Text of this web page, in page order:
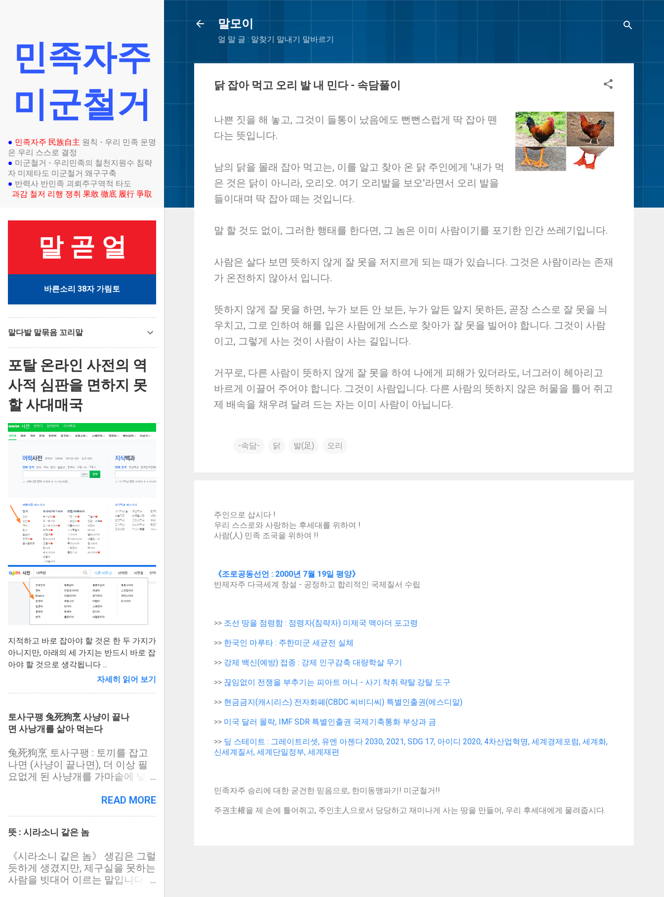
말모이
얼 말 글 : 말찾기 말내기 말바르기
닭 잡아 먹고 오리 발 내 민다 - 속담풀이
나쁜 짓을 해 놓고, 그것이 들통이 났음에도 뻔뻔스럽게 딱 잡아 뗀
다는 뜻입니다.
남의 닭을 몰래 잡아 먹고는, 이를 알고 찾아 온 닭 주인에게 '내가 먹
은 것은 닭이 아니라, 오리오. 여기 오리발을 보오'라면서 오리 발을
들이대며 딱 잡아 떼는 것입니다.
말 할 것도 없이, 그러한 행태를 한다면, 그 놈은 이미 사람이기를 포기한 인간 쓰레기입니다.
사람은 살다 보면 뜻하지 않게 잘 못을 저지르게 되는 때가 있습니다. 그것은 사람이라는 존재
가 온전하지 않아서 입니다.
뜻하지 않게 잘 못을 하면, 누가 보든 안 보든, 누가 알든 알지 못하든, 곧장 스스로 잘 못을 늬
우치고, 그로 인하여 해를 입은 사람에게 스스로 찾아가 잘 못을 빌어야 합니다. 그것이 사람
이고, 그렇게 사는 것이 사람이 사는 길입니다.
거꾸로, 다른 사람이 뜻하지 않게 잘 못을 하여 나에게 피해가 있더라도, 너그러이 헤아리고
바르게 이끌어 주어야 합니다. 그것이 사람입니다. 다른 사람의 뜻하지 않은 허물을 틀어 쥐고
제 배속을 채우려 달려 드는 자는 이미 사람이 아닙니다.
-속담- 닭 발(足) 오리
주인으로 삽시다 !
우리 스스로와 사랑하는 후세대를 위하여 !
사람(人) 민족 조국을 위하여 !!
《조로공동선언 : 2000년 7월 19일 평양》
반제자주 다극세계 창설 - 공정하고 합리적인 국제질서 수립
>> 조선 땅을 점령함 : 점령자(침략자) 미제국 맥아더 포고령
>> 한국인 마루타 : 주한미군 세균전 실체
>> 강제 백신(예방) 접종 : 강제 인구감축 대량학살 무기
>> 끊임없이 전쟁을 부추기는 피아트 머니 - 사기.착취.략탈.강탈 도구
>> 현금금지(캐시리스) 전자화폐(CBDC 씨비디씨) 특별인출권(에스디알)
>> 미국 달러 몰락, IMF SDR 특별인출권 국제기축통화 부상과 금
>> 딮 스테이트 : 그레이트리셋, 유엔 아젠다 2030, 2021, SDG 17, 아이디 2020, 4차산업혁명, 세계경제포럼, 세계화,
신세계질서, 세계단일정부, 세계재편
민족자주 승리에 대한 굳건한 믿음으로, 한미동맹파기! 미군철거!!
주권主權을 제 손에 틀어쥐고, 주인主人으로서 당당하고 재미나게 사는 땅을 만들어, 우리 후세대에게 물려줍시다.
민족자주
미군철거
● 민족자주 民族自主 원칙 - 우리 민족 운명
은 우리 스스로 결정
● 미군철거 - 우리민족의 철천지원수 침략
자 미제타도 미군철거 왜구구축
● 반력사 반민족 괴뢰주구역적 타도
과감 철저 리행 쟁취 果敢 徹底 履行 爭取
말 곧 얼
바른소리 38자 가림토
말다발 말묶음 꼬리말
포탈 온라인 사전의 역
사적 심판을 면하지 못
할 사대매국
지적하고 바로 잡아야 할 것은 한 두 가지가
아니지만, 아래의 세 가지는 반드시 바로 잡
아야 할 것으로 생각됩니다 ...
자세히 읽어 보기
토사구팽 兔死狗烹 사냥이 끝나
면 사낭개를 삶아 먹는다
兔死狗烹 토사구팽 : 토끼를 잡고
나면 (사냥이 끝나면), 더 이상 필
요없게 된 사냥개를 가마솥에 넣고
도록 하려는 목적이 아니라, 돈, 권
용만 당하고 결국은 내팽겨 쳐 진
이 당연히 그리고 당당히 누려야
할 자기 삶에 대한 주인으로서의
권리, 곧 주권(主權)을 가지고 사람
READ MORE
뜻 : 시라소니 같은 놈
《시라소니 같은 놈》 생김은 그럴
듯하게 생겼지만, 제구실을 못하는
사람을 빗대어 이르는 말입니다.